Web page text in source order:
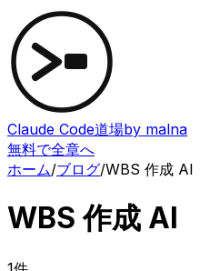
Claude Code道場by malna
無料で全章へ
ホーム/ブログ/WBS 作成 AI
WBS 作成 AI